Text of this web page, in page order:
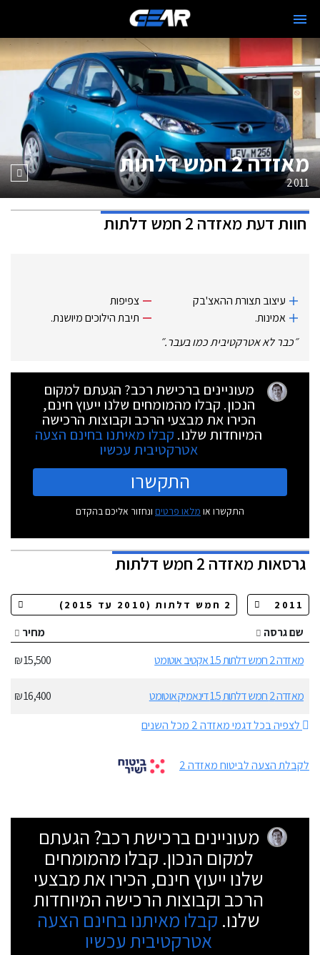
מאזדה 2 חמש דלתות
2011
חוות דעתמאזדה 2 חמש דלתות
עיצוב תצורת ההאצ'בק
אמינות.
צפיפות
תיבת הילוכים מיושנת.
״כבר לא אטרקטיבית כמו בעבר.״
מעוניינים ברכישת רכב? הגעתם למקום
הנכון. קבלו מהמומחים שלנו ייעוץ חינם,
הכירו את מבצעי הרכב וקבוצות הרכישה
המיוחדות שלנו. קבלו מאיתנו בחינם הצעה
אטרקטיבית עכשיו
התקשרו
התקשרו או מלאו פרטים ונחזור אליכם בהקדם
גרסאותמאזדה 2 חמש דלתות
שם גרסה
מחיר
מאזדה 2 חמש דלתות 1.5 אקטיב אוטומט
15,500 ₪
מאזדה 2 חמש דלתות 1.5 דינאמיק אוטומט
16,400 ₪
לצפיה בכל דגמי מאזדה 2 מכל השנים
לקבלת הצעה לביטוח מאזדה 2
מעוניינים ברכישת רכב? הגעתם
למקום הנכון. קבלו מהמומחים
שלנו ייעוץ חינם, הכירו את מבצעי
הרכב וקבוצות הרכישה המיוחדות
שלנו. קבלו מאיתנו בחינם הצעה
אטרקטיבית עכשיו